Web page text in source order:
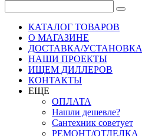
КАТАЛОГ ТОВАРОВ
О МАГАЗИНЕ
ДОСТАВКА/УСТАНОВКА
НАШИ ПРОЕКТЫ
ИЩЕМ ДИЛЛЕРОВ
КОНТАКТЫ
ЕЩЕ
ОПЛАТА
Нашли дешевле?
Сантехник советует
РЕМОНТ/ОТДЕЛКА